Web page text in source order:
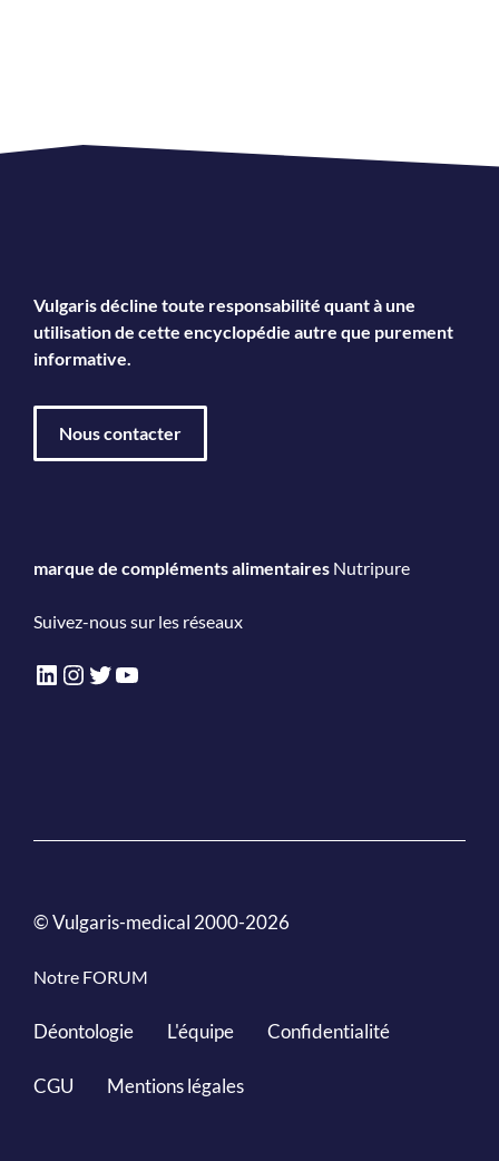
Vulgaris décline toute responsabilité quant à une
utilisation de cette encyclopédie autre que purement
informative.
Nous contacter
marque de compléments alimentaires Nutripure
Suivez-nous sur les réseaux
LinkedIn
Instagram
Twitter
YouTube
© Vulgaris-medical 2000-2026
Notre FORUM
Déontologie L'équipe Confidentialité
CGU Mentions légales